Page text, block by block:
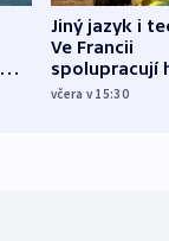
Jiný jazyk i
Ve Francii
spolupracují
různých zemí
včera v 15:30